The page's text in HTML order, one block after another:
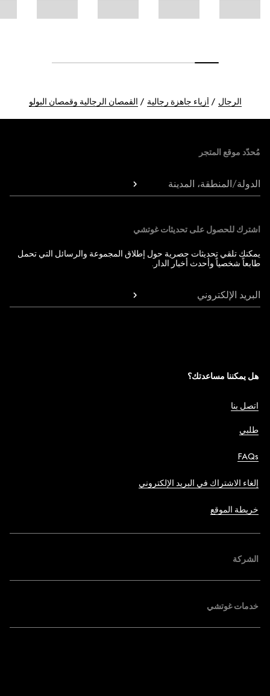
الرجال أزياء جاهزة رجالية القمصان الرجالية وقمصان البولو
مُحدّد موقع المتجر
الدولة/المنطقة، المدينة
اشترك للحصول على تحديثات غوتشي
يمكنك تلقي تحديثات حصرية حول إطلاق المجموعة والرسائل التي تحمل
طابعاً شخصياً وأحدث أخبار الدار.
البريد الإلكتروني
هل يمكننا مساعدتك؟
اتصل بنا
طلبي
FAQs
إلغاء الاشتراك في البريد الإلكتروني
خريطة الموقع
الشركة
خدمات غوتشي